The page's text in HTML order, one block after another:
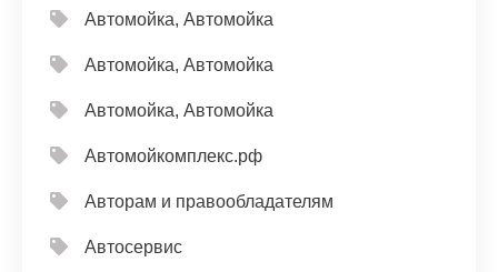
Автомойка, Автомойка
Автомойка, Автомойка
Автомойка, Автомойка
Автомойкомплекс.рф
Авторам и правообладателям
Автосервис